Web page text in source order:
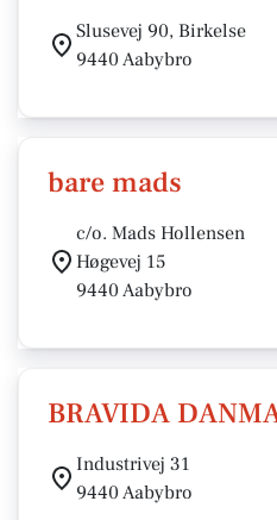
Slusevej 90, Birkelse
9440 Aabybro
bare mads
c/o. Mads Hollensen
Høgevej 15
9440 Aabybro
BRAVIDA
Industrivej 31
9440 Aabybro